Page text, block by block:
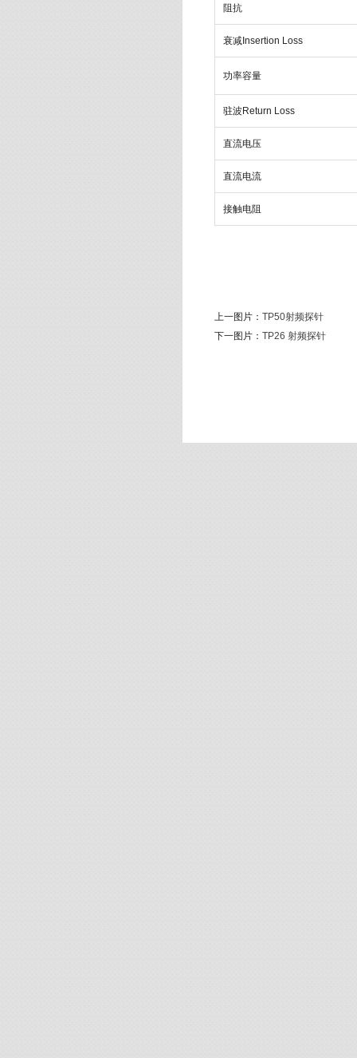
阻抗
衰减Insertion Loss
功率容量
驻波Return Loss
直流电压
直流电流
接触电阻
上一图片： TP50射频探针
下一图片： TP26 射频探针